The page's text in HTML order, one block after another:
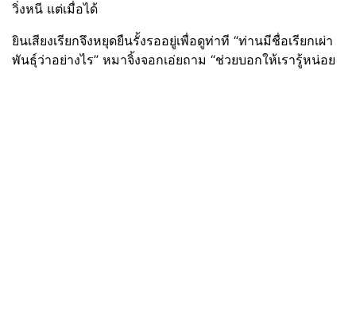
วิ่งหนี แต่เมื่อได้
ยินเสียงเรียกจึงหยุดยืนรั้งรออยู่เพื่อดูท่าที “ท่านมีชื่อเรียกเผ่า
พันธุ์ว่าอย่างไร” หมาจิ้งจอกเอ่ยถาม “ช่วยบอกให้เรารู้หน่อย